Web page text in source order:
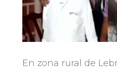
En zona rural de